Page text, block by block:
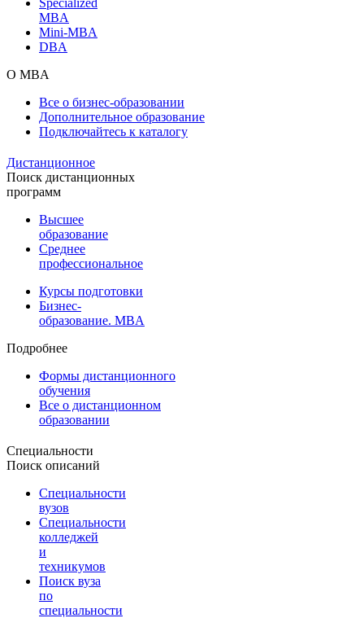
MBA
Mini-MBA
DBA
О MBA
Все о бизнес-образовании
Дополнительное образование
Подключайтесь к каталогу
Дистанционное
Поиск дистанционных
программ
Высшее
образование
Среднее
профессиональное
Курсы подготовки
Бизнес-
образование. MBA
Подробнее
Формы дистанционного
обучения
Все о дистанционном
образовании
Специальности
Поиск описаний
Специальности
вузов
Специальности
колледжей
и
техникумов
Поиск вуза
по
специальности